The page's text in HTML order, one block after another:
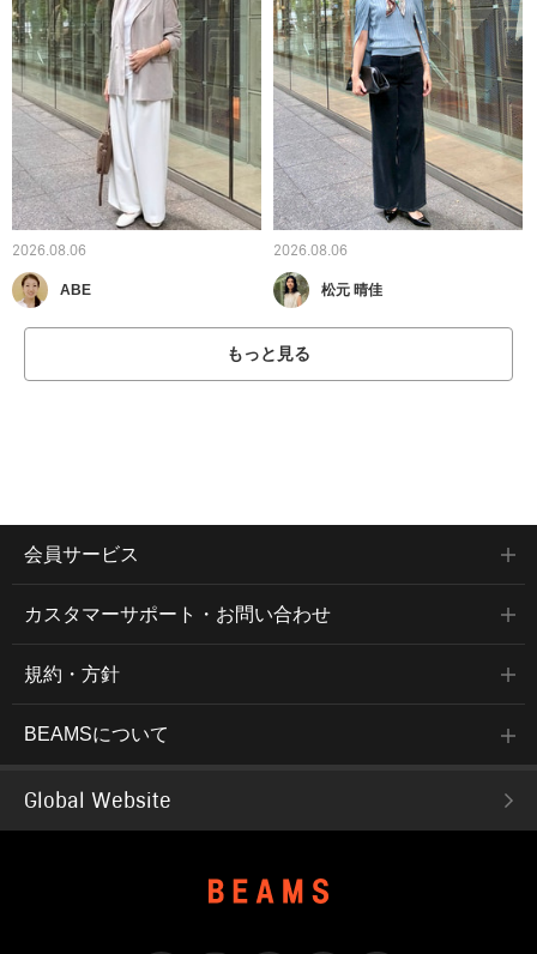
2026.08.06
ABE
2026.08.06
松元 晴佳
もっと見る
会員サービス
カスタマーサポート・お問い合わせ
規約・方針
BEAMSについて
Global Website